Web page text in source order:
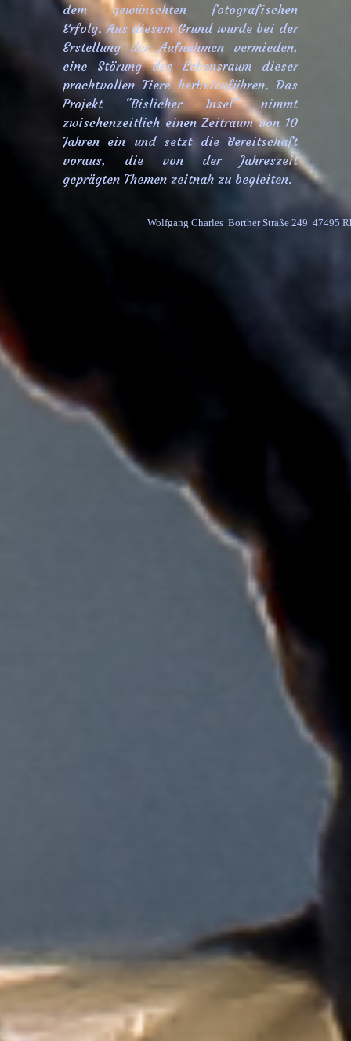
dem gewünschten fotografischen
Erfolg. Aus diesem Grund wurde bei der
Erstellung der Aufnahmen vermieden,
eine Störung des Lebensraum dieser
prachtvollen Tiere herbeizuführen. Das
Projekt "Bislicher Insel" nimmt
zwischenzeitlich einen Zeitraum von 10
Jahren ein und setzt die Bereitschaft
voraus, die von der Jahreszeit
geprägten Themen zeitnah zu begleiten.
Wolfgang Charles  Borther Straße 249  47495